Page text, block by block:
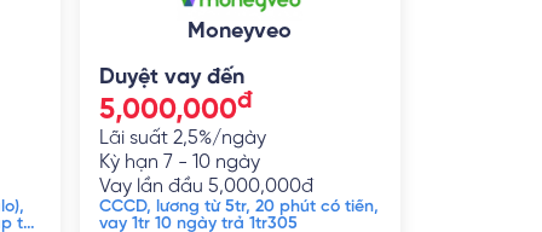
từ
Moneyveo
Duyệt vay đến
5,000,000đ
Lãi suất 2,5%/ngày
Kỳ hạn 7 - 10 ngày
Vay lần đầu 5,000,000đ
CCCD, lương từ 5tr, 20 phút có tiền,
vay 1tr 10 ngày trả 1tr305